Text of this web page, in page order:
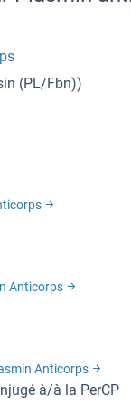
(PL/Fbn))
Anticorps
Anticorps
à/à la PerCP